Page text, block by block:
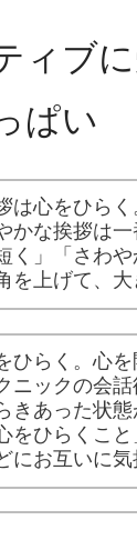
ィブ
ぱい
は心をひらく
かな挨拶は
く」「さわ
を上げて、大
ひらく。心
ニックの会話
きあった状
心をひらくこ
にお互いに気